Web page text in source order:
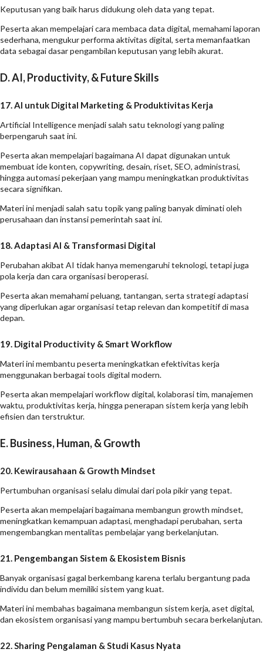
Keputusan yang baik harus didukung oleh data yang tepat.
Peserta akan mempelajari cara membaca data digital, memahami laporan
sederhana, mengukur performa aktivitas digital, serta memanfaatkan
data sebagai dasar pengambilan keputusan yang lebih akurat.
D. AI, Productivity, & Future Skills
17. AI untuk Digital Marketing & Produktivitas Kerja
Artificial Intelligence menjadi salah satu teknologi yang paling
berpengaruh saat ini.
Peserta akan mempelajari bagaimana AI dapat digunakan untuk
membuat ide konten, copywriting, desain, riset, SEO, administrasi,
hingga automasi pekerjaan yang mampu meningkatkan produktivitas
secara signifikan.
Materi ini menjadi salah satu topik yang paling banyak diminati oleh
perusahaan dan instansi pemerintah saat ini.
18. Adaptasi AI & Transformasi Digital
Perubahan akibat AI tidak hanya memengaruhi teknologi, tetapi juga
pola kerja dan cara organisasi beroperasi.
Peserta akan memahami peluang, tantangan, serta strategi adaptasi
yang diperlukan agar organisasi tetap relevan dan kompetitif di masa
depan.
19. Digital Productivity & Smart Workflow
Materi ini membantu peserta meningkatkan efektivitas kerja
menggunakan berbagai tools digital modern.
Peserta akan mempelajari workflow digital, kolaborasi tim, manajemen
waktu, produktivitas kerja, hingga penerapan sistem kerja yang lebih
efisien dan terstruktur.
E. Business, Human, & Growth
20. Kewirausahaan & Growth Mindset
Pertumbuhan organisasi selalu dimulai dari pola pikir yang tepat.
Peserta akan mempelajari bagaimana membangun growth mindset,
meningkatkan kemampuan adaptasi, menghadapi perubahan, serta
mengembangkan mentalitas pembelajar yang berkelanjutan.
21. Pengembangan Sistem & Ekosistem Bisnis
Banyak organisasi gagal berkembang karena terlalu bergantung pada
individu dan belum memiliki sistem yang kuat.
Materi ini membahas bagaimana membangun sistem kerja, aset digital,
dan ekosistem organisasi yang mampu bertumbuh secara berkelanjutan.
22. Sharing Pengalaman & Studi Kasus Nyata